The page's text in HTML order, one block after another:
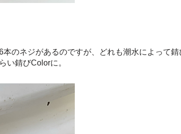
のネジがあるのですが、どれも潮水によって
い錆びColorに。